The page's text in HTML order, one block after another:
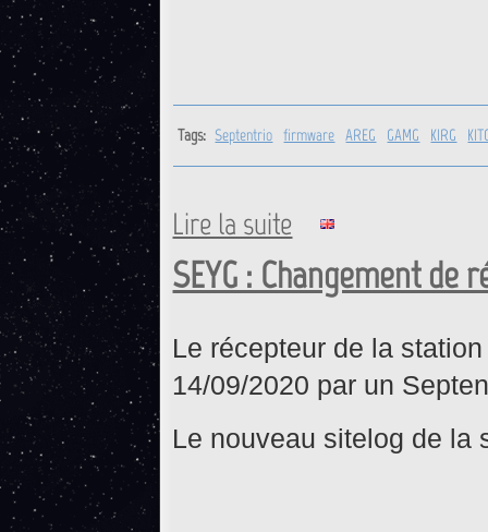
Tags: Septentrio firmware AREG GAMG KIRG
Lire la suite de Mise à jour firmware de
SEYG : Changement de
Le récepteur de la
14/09/2020 par un
Le nouveau sitelog de